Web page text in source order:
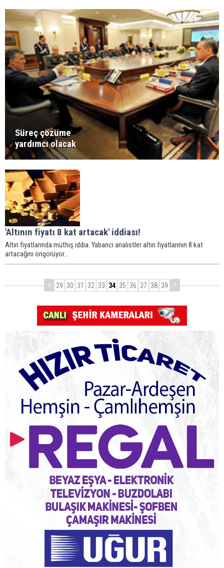
Süreç çözüme
yardımcı olacak
'Altının fiyatı 8 kat artacak' iddiası!
Altın fiyatlarında müthiş iddia. Yabancı analistler altın fiyatlarının 8 kat
artacağını öngörüyor...
29 30 31 32 33 34 35 36 37 38 39